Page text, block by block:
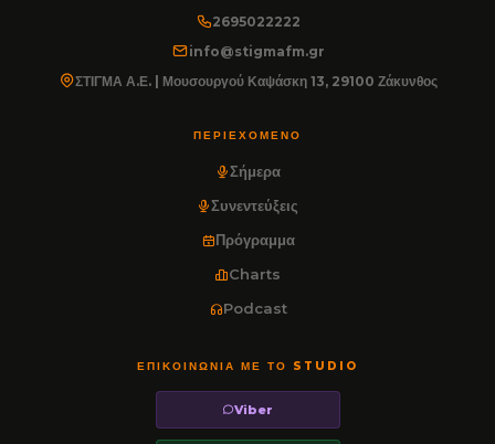
2695022222
info@stigmafm.gr
ΣΤΙΓΜΑ Α.Ε. | Μουσουργού Καψάσκη 13, 29100 Ζάκυνθος
ΠΕΡΙΕΧΌΜΕΝΟ
Σήμερα
Συνεντεύξεις
Πρόγραμμα
Charts
Podcast
ΕΠΙΚΟΙΝΩΝΊΑ ΜΕ ΤΟ STUDIO
Viber